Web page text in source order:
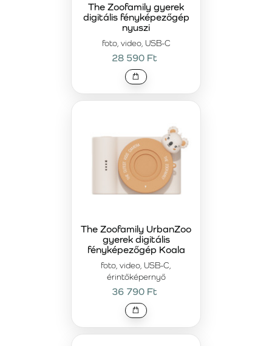
foto, video, USB-C
The Zoofamily gyerek
digitális fényképezőgép
nyuszi
28 590 Ft
foto, video, USB-C,
érintőképernyő
The Zoofamily UrbanZoo
gyerek digitális
fényképezőgép Koala
36 790 Ft